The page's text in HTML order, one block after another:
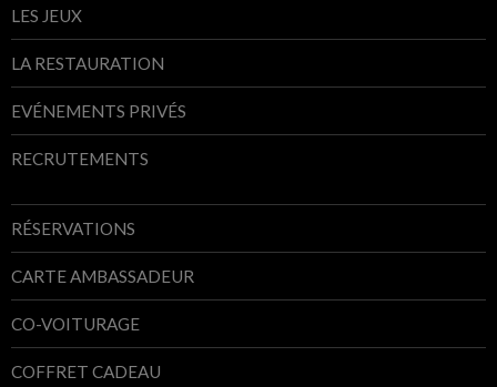
LES JEUX
LA RESTAURATION
EVÉNEMENTS PRIVÉS
RECRUTEMENTS
RÉSERVATIONS
CARTE AMBASSADEUR
CO-VOITURAGE
COFFRET CADEAU